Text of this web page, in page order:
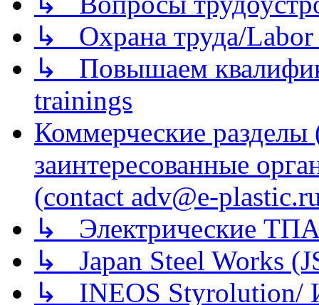
↳ Охрана труда/Labor
↳ Повышаем
trainings
Коммерческие
заинтересованные
(contact adv@e-
↳ Электрические
↳ Japan Steel Works
↳ INEOS